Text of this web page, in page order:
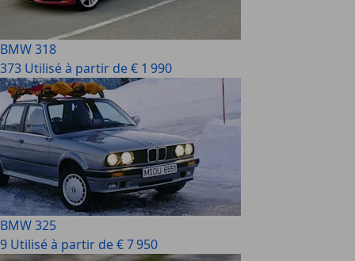
BMW 318
373 Utilisé à partir de € 1 990
BMW 325
9 Utilisé à partir de € 7 950